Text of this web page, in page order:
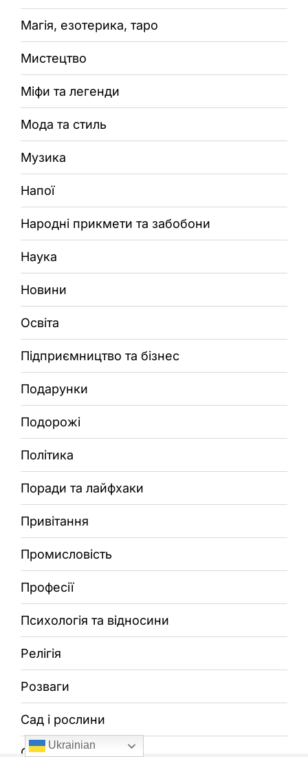
Магія, езотерика, таро
Мистецтво
Міфи та легенди
Мода та стиль
Музика
Напої
Народні прикмети та забобони
Наука
Новини
Освіта
Підприємництво та бізнес
Подарунки
Подорожі
Політика
Поради та лайфхаки
Привітання
Промисловість
Професії
Психологія та відносини
Релігія
Розваги
Сад і рослини
СвітUkrainian